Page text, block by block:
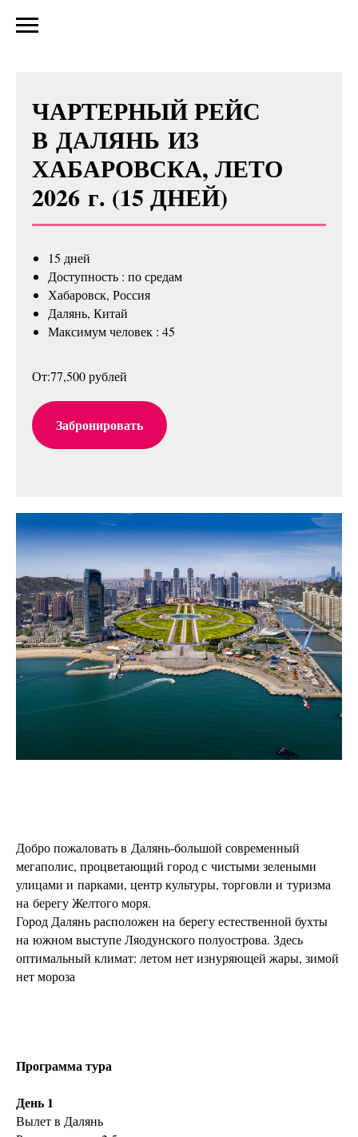
ЧАРТЕРНЫЙ РЕЙС
В ДАЛЯНЬ ИЗ
ХАБАРОВСКА, ЛЕТО
2026 г. (15 ДНЕЙ)
15 дней
Доступность : по средам
Хабаровск, Россия
Далянь, Китай
Максимум человек : 45
От:77,500 рублей
Забронировать
Добро пожаловать в Далянь-большой современный
мегаполис, процветающий город с чистыми зелеными
улицами и парками, центр культуры, торговли и туризма
на берегу Желтого моря.
Город Далянь расположен на берегу естественной бухты
на южном выступе Ляодунского полуострова. Здесь
оптимальный климат: летом нет изнуряющей жары, зимой
нет мороза
Программа тура
День 1
Вылет в Далянь